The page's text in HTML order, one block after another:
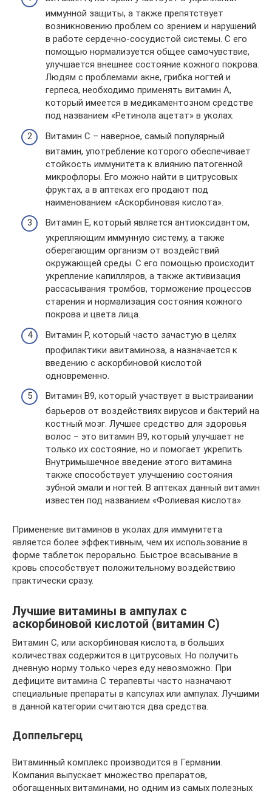
иммунной защиты, а также препятствует
возникновению проблем со зрением и нарушений
в работе сердечно-сосудистой системы. С его
помощью нормализуется общее самочувствие,
улучшается внешнее состояние кожного покрова.
Людям с проблемами акне, грибка ногтей и
герпеса, необходимо применять витамин А,
который имеется в медикаментозном средстве
под названием «Ретинола ацетат» в уколах.
Витамин С – наверное, самый популярный
витамин, употребление которого обеспечивает
стойкость иммунитета к влиянию патогенной
микрофлоры. Его можно найти в цитрусовых
фруктах, а в аптеках его продают под
наименованием «Аскорбиновая кислота».
Витамин Е, который является антиоксидантом,
укрепляющим иммунную систему, а также
оберегающим организм от воздействий
окружающей среды. С его помощью происходит
укрепление капилляров, а также активизация
рассасывания тромбов, торможение процессов
старения и нормализация состояния кожного
покрова и цвета лица.
Витамин Р, который часто зачастую в целях
профилактики авитаминоза, а назначается к
введению с аскорбиновой кислотой
одновременно.
Витамин В9, который участвует в выстраивании
барьеров от воздействиях вирусов и бактерий на
костный мозг. Лучшее средство для здоровья
волос – это витамин В9, который улучшает не
только их состояние, но и помогает укрепить.
Внутримышечное введение этого витамина
также способствует улучшению состояния
зубной эмали и ногтей. В аптеках данный витамин
известен под названием «Фолиевая кислота».
Применение витаминов в уколах для иммунитета
является более эффективным, чем их использование в
форме таблеток перорально. Быстрое всасывание в
кровь способствует положительному воздействию
практически сразу.
Лучшие витамины в ампулах с
аскорбиновой кислотой (витамин С)
Витамин С, или аскорбиновая кислота, в больших
количествах содержится в цитрусовых. Но получить
дневную норму только через еду невозможно. При
дефиците витамина С терапевты часто назначают
специальные препараты в капсулах или ампулах. Лучшими
в данной категории считаются два средства.
Доппельгерц
Витаминный комплекс производится в Германии.
Компания выпускает множество препаратов,
обогащенных витаминами, но одним из самых полезных